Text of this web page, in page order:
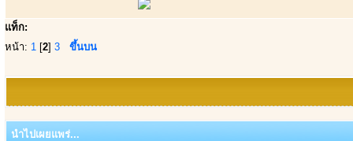
แท็ก:
หน้า: 1 [2] 3 ขึ้นบน
นำไปเผยแพร่...